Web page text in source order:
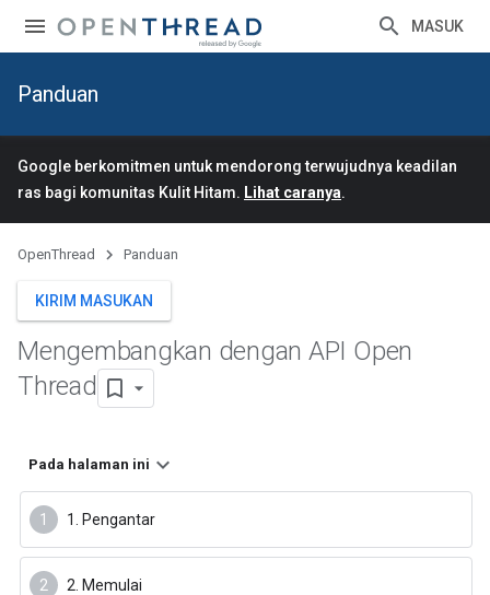
MASUK
Panduan
Google berkomitmen untuk mendorong terwujudnya keadilan
ras bagi komunitas Kulit Hitam. Lihat caranya.
OpenThread Panduan
KIRIM MASUKAN
Mengembangkan dengan API Open
Thread
Pada halaman ini
1. Pengantar
2. Memulai